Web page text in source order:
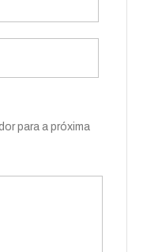
para a próxima